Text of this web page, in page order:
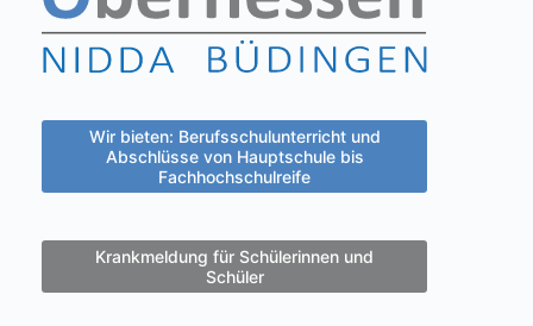
Wir bieten: Berufsschulunterricht und
Abschlüsse von Hauptschule bis
Fachhochschulreife
Krankmeldung für Schülerinnen und
Schüler